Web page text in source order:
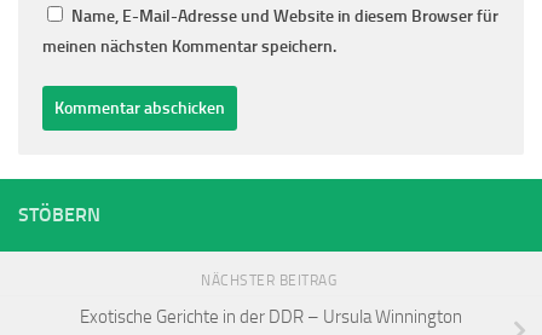
Name, E-Mail-Adresse und Website in diesem Browser für
meinen nächsten Kommentar speichern.
STÖBERN
NÄCHSTER BEITRAG
Exotische Gerichte in der DDR – Ursula Winnington